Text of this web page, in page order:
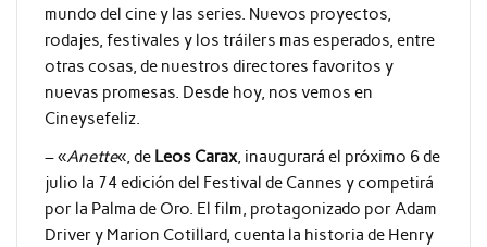
mundo del cine y las series. Nuevos proyectos,
rodajes, festivales y los tráilers mas esperados, entre
otras cosas, de nuestros directores favoritos y
nuevas promesas. Desde hoy, nos vemos en
Cineysefeliz.
– «Anette«, de Leos Carax, inaugurará el próximo 6 de
julio la 74 edición del Festival de Cannes y competirá
por la Palma de Oro. El film, protagonizado por Adam
Driver y Marion Cotillard, cuenta la historia de Henry